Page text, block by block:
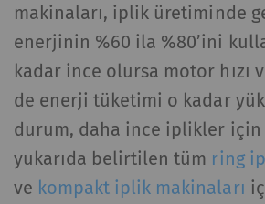
makinaları, iplik üretiminde
enerjinin %60 ila %80’ini
kadar ince olursa motor hızı
de enerji tüketimi o kadar
durum, daha ince iplikler için
yukarıda belirtilen tüm ring
ve kompakt iplik makinaları